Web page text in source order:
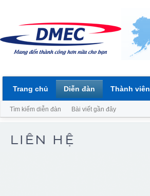
Trang chủ Diễn đàn
Tìm kiếm diễn đàn Bài viết gần đây
Thành viên